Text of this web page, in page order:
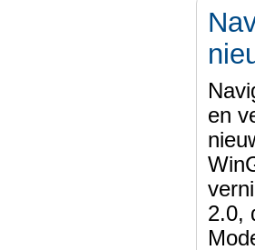
en
2.0,